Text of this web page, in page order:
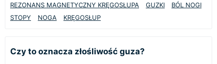
REZONANS MAGNETYCZNY KRĘGOSŁUPA
GUZKI
BÓL NOGI
STOPY
NOGA KRĘGOSŁUP
Czy to oznacza złośliwość guza?